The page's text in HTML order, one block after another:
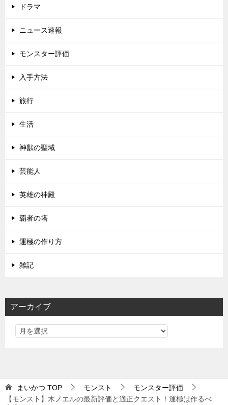
ドラマ
ニュース速報
モンスター評価
入手方法
旅行
生活
神獣の聖域
芸能人
英雄の神殿
覇者の塔
運極の作り方
雑記
アーカイブ
まいかつ TOP モンスト
モンスター評価
【モンスト】木ノエルの最新評価と適正クエスト！運極は作るべ